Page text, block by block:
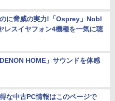
に脅威の実力!「Osprey」Nobl
レスイヤフォン4機種を一気に聴
HOME」サウンドを体感
な中古PC情報はこのページで